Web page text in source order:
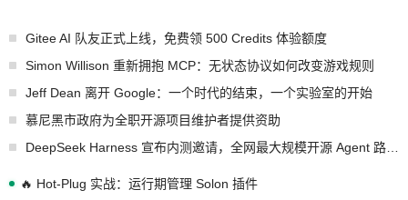
Gitee AI 队友正式上线，免费领 500 Credits 体验额度
Simon Willison 重新拥抱 MCP：无状态协议如何改变游戏规则
Jeff Dean 离开 Google：一个时代的结束，一个实验室的开始
慕尼黑市政府为全职开源项目维护者提供资助
🔥 Hot-Plug 实战：运行期管理 Solon 插件